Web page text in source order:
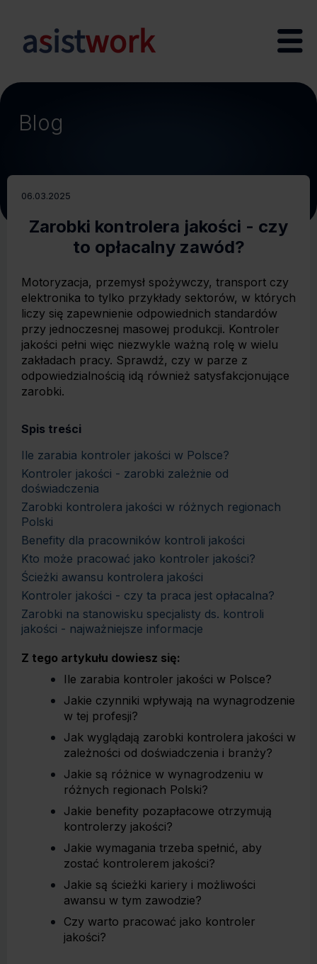
Blog
06.03.2025
Zarobki kontrolera jakości - czy
to opłacalny zawód?
Motoryzacja, przemysł spożywczy, transport czy
elektronika to tylko przykłady sektorów, w których
liczy się zapewnienie odpowiednich standardów
przy jednoczesnej masowej produkcji. Kontroler
jakości pełni więc niezwykle ważną rolę w wielu
zakładach pracy. Sprawdź, czy w parze z
odpowiedzialnością idą również satysfakcjonujące
zarobki.
Spis treści
Ile zarabia kontroler jakości w Polsce?
Kontroler jakości - zarobki zależnie od
doświadczenia
Zarobki kontrolera jakości w różnych regionach
Polski
Benefity dla pracowników kontroli jakości
Kto może pracować jako kontroler jakości?
Ścieżki awansu kontrolera jakości
Kontroler jakości - czy ta praca jest opłacalna?
Zarobki na stanowisku specjalisty ds. kontroli
jakości - najważniejsze informacje
Z tego artykułu dowiesz się:
Ile zarabia kontroler jakości w Polsce?
Jakie czynniki wpływają na wynagrodzenie
w tej profesji?
Jak wyglądają zarobki kontrolera jakości w
zależności od doświadczenia i branży?
Jakie są różnice w wynagrodzeniu w
różnych regionach Polski?
Jakie benefity pozapłacowe otrzymują
kontrolerzy jakości?
Jakie wymagania trzeba spełnić, aby
zostać kontrolerem jakości?
Jakie są ścieżki kariery i możliwości
awansu w tym zawodzie?
Czy warto pracować jako kontroler
jakości?